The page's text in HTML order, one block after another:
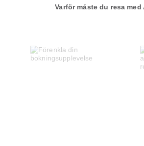
Varför måste du resa med